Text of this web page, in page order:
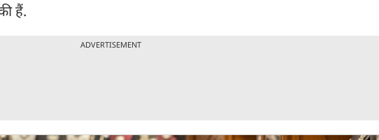
हैं.
ADVERTISEMENT